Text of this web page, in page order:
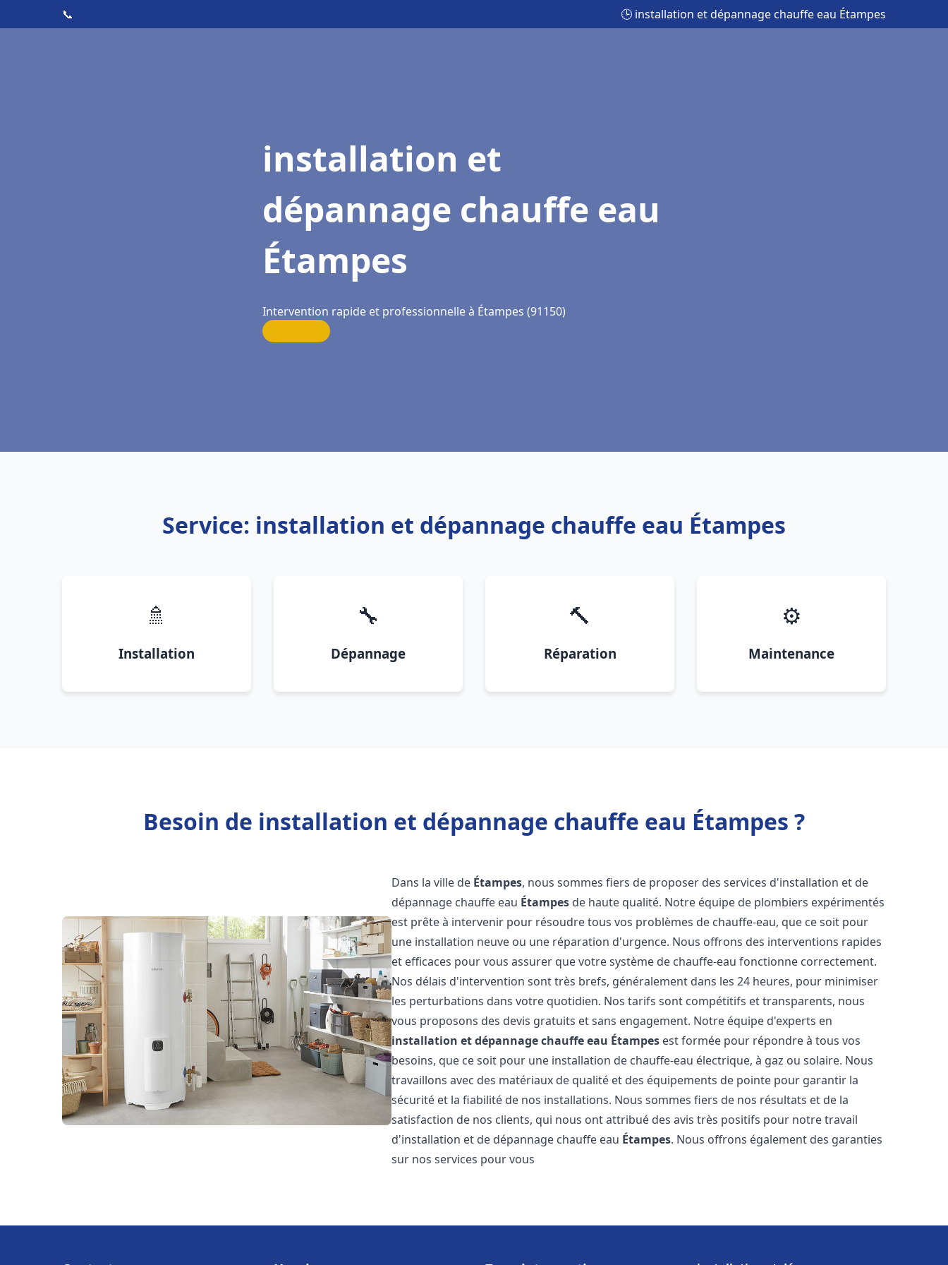
📞 🕒 installation et dépannage chauffe eau Étampes
installation et
dépannage chauffe eau
Étampes
Intervention rapide et professionnelle à Étampes (91150)
Service: installation et dépannage chauffe eau Étampes
🚿
Installation
🔧
Dépannage
🔨
Réparation
⚙️
Maintenance
Besoin de installation et dépannage chauffe eau Étampes ?
Dans la ville de Étampes, nous sommes fiers de proposer des services d'installation et de
dépannage chauffe eau Étampes de haute qualité. Notre équipe de plombiers expérimentés
est prête à intervenir pour résoudre tous vos problèmes de chauffe-eau, que ce soit pour
une installation neuve ou une réparation d'urgence. Nous offrons des interventions rapides
et efficaces pour vous assurer que votre système de chauffe-eau fonctionne correctement.
Nos délais d'intervention sont très brefs, généralement dans les 24 heures, pour minimiser
les perturbations dans votre quotidien. Nos tarifs sont compétitifs et transparents, nous
vous proposons des devis gratuits et sans engagement. Notre équipe d'experts en
installation et dépannage chauffe eau Étampes est formée pour répondre à tous vos
besoins, que ce soit pour une installation de chauffe-eau électrique, à gaz ou solaire. Nous
travaillons avec des matériaux de qualité et des équipements de pointe pour garantir la
sécurité et la fiabilité de nos installations. Nous sommes fiers de nos résultats et de la
satisfaction de nos clients, qui nous ont attribué des avis très positifs pour notre travail
d'installation et de dépannage chauffe eau Étampes. Nous offrons également des garanties
sur nos services pour vous